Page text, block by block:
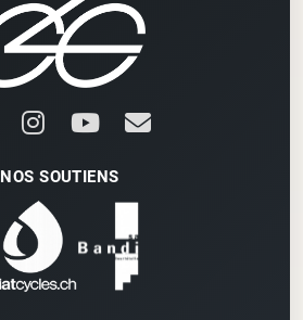
NOS SOUTIENS